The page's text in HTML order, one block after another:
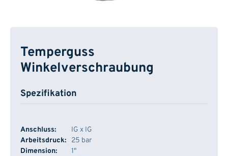
Temperguss
Winkelverschraubung
Spezifikation
Anschluss:
IG x IG
Arbeitsdruck:
25 bar
Dimension:
1"